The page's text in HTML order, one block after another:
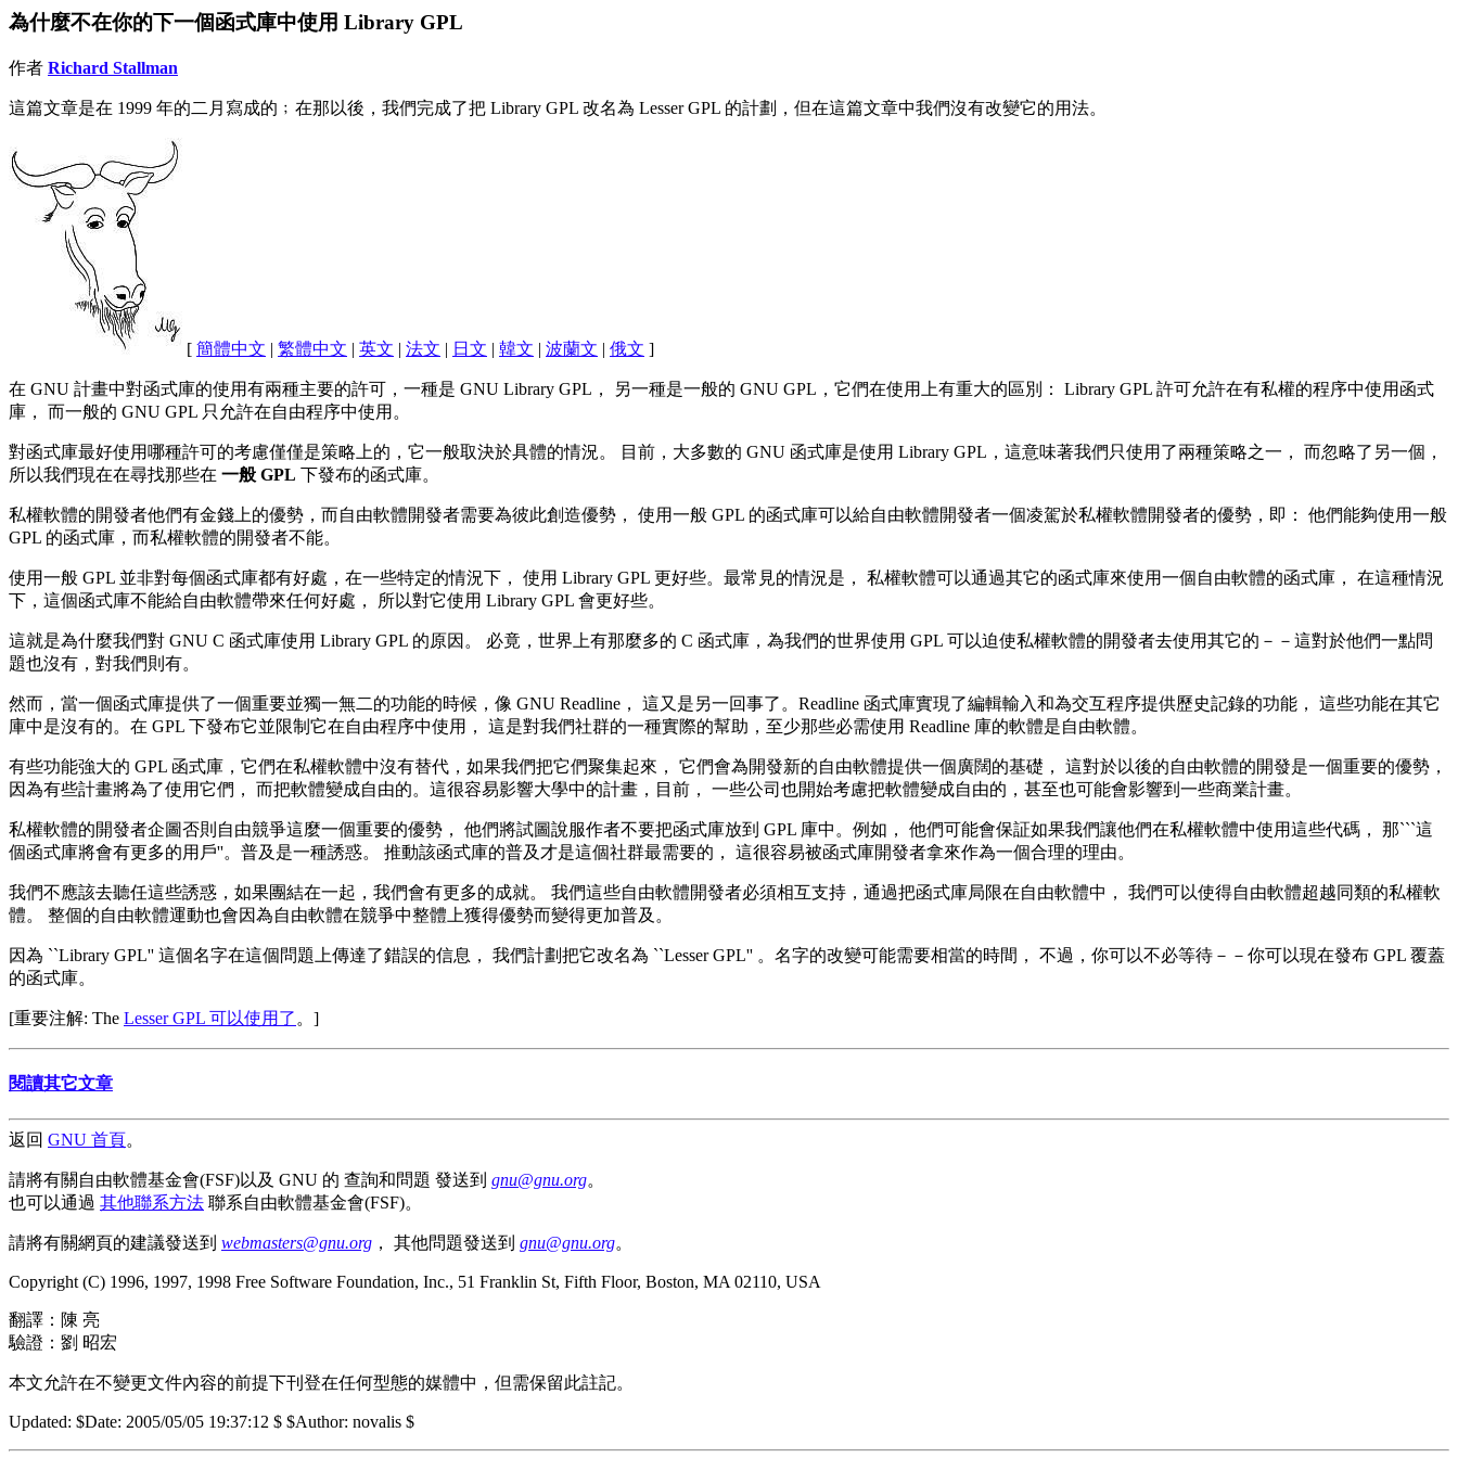
為什麼不在你的下一個函式庫中使用 Library GPL
作者 Richard Stallman
這篇文章是在 1999 年的二月寫成的﹔在那以後，我們完成了把 Library GPL 改名為 Lesser GPL 的計劃，但在這篇文章中我們沒有改變它的用法。
[ 簡體中文 | 繁體中文 | 英文 | 法文 | 日文 | 韓文 | 波蘭文 | 俄文 ]
在 GNU 計畫中對函式庫的使用有兩種主要的許可，一種是 GNU Library GPL， 另一種是一般的 GNU GPL，它們在使用上有重大的區別： Library GPL 許可允許在有私權的程序中使用函式
庫， 而一般的 GNU GPL 只允許在自由程序中使用。
對函式庫最好使用哪種許可的考慮僅僅是策略上的，它一般取決於具體的情況。 目前，大多數的 GNU 函式庫是使用 Library GPL，這意味著我們只使用了兩種策略之一， 而忽略了另一個，
所以我們現在在尋找那些在 一般 GPL 下發布的函式庫。
私權軟體的開發者他們有金錢上的優勢，而自由軟體開發者需要為彼此創造優勢， 使用一般 GPL 的函式庫可以給自由軟體開發者一個凌駕於私權軟體開發者的優勢，即： 他們能夠使用一般
GPL 的函式庫，而私權軟體的開發者不能。
使用一般 GPL 並非對每個函式庫都有好處，在一些特定的情況下， 使用 Library GPL 更好些。最常見的情況是， 私權軟體可以通過其它的函式庫來使用一個自由軟體的函式庫， 在這種情況
下，這個函式庫不能給自由軟體帶來任何好處， 所以對它使用 Library GPL 會更好些。
這就是為什麼我們對 GNU C 函式庫使用 Library GPL 的原因。 必竟，世界上有那麼多的 C 函式庫，為我們的世界使用 GPL 可以迫使私權軟體的開發者去使用其它的－－這對於他們一點問
題也沒有，對我們則有。
然而，當一個函式庫提供了一個重要並獨一無二的功能的時候，像 GNU Readline， 這又是另一回事了。Readline 函式庫實現了編輯輸入和為交互程序提供歷史記錄的功能， 這些功能在其它
庫中是沒有的。在 GPL 下發布它並限制它在自由程序中使用， 這是對我們社群的一種實際的幫助，至少那些必需使用 Readline 庫的軟體是自由軟體。
有些功能強大的 GPL 函式庫，它們在私權軟體中沒有替代，如果我們把它們聚集起來， 它們會為開發新的自由軟體提供一個廣闊的基礎， 這對於以後的自由軟體的開發是一個重要的優勢，
因為有些計畫將為了使用它們， 而把軟體變成自由的。這很容易影響大學中的計畫，目前， 一些公司也開始考慮把軟體變成自由的，甚至也可能會影響到一些商業計畫。
私權軟體的開發者企圖否則自由競爭這麼一個重要的優勢， 他們將試圖說服作者不要把函式庫放到 GPL 庫中。例如， 他們可能會保証如果我們讓他們在私權軟體中使用這些代碼， 那```這
個函式庫將會有更多的用戶''。普及是一種誘惑。 推動該函式庫的普及才是這個社群最需要的， 這很容易被函式庫開發者拿來作為一個合理的理由。
我們不應該去聽任這些誘惑，如果團結在一起，我們會有更多的成就。 我們這些自由軟體開發者必須相互支持，通過把函式庫局限在自由軟體中， 我們可以使得自由軟體超越同類的私權軟
體。 整個的自由軟體運動也會因為自由軟體在競爭中整體上獲得優勢而變得更加普及。
因為 ``Library GPL'' 這個名字在這個問題上傳達了錯誤的信息， 我們計劃把它改名為 ``Lesser GPL'' 。名字的改變可能需要相當的時間， 不過，你可以不必等待－－你可以現在發布 GPL 覆蓋
的函式庫。
[重要注解: The Lesser GPL 可以使用了 。]
閱讀其它文章
返回 GNU 首頁。
請將有關自由軟體基金會(FSF)以及 GNU 的 查詢和問題 發送到 gnu@gnu.org。
也可以通過 其他聯系方法 聯系自由軟體基金會(FSF)。
請將有關網頁的建議發送到 webmasters@gnu.org ， 其他問題發送到 gnu@gnu.org。
Copyright (C) 1996, 1997, 1998 Free Software Foundation, Inc., 51 Franklin St, Fifth Floor, Boston, MA 02110, USA
翻譯：陳 亮
驗證：劉 昭宏
本文允許在不變更文件內容的前提下刊登在任何型態的媒體中，但需保留此註記。
Updated: $Date: 2005/05/05 19:37:12 $ $Author: novalis $